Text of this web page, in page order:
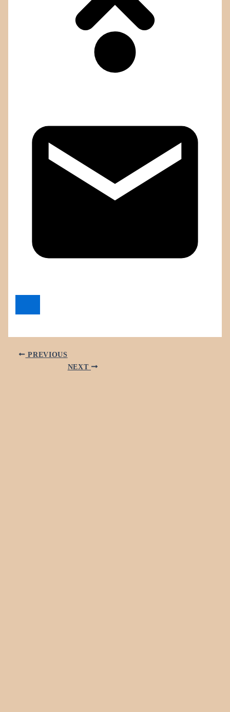
PREVIOUS
NEXT